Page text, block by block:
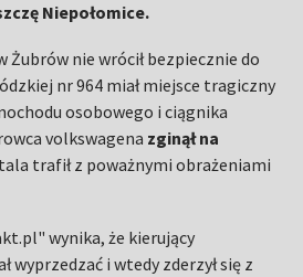
Niepołomice.
Żubrów nie wrócił bezpiecznie do
nr 964 miał miejsce tragiczny
osobowego i ciągnika
volkswagena zginął na
trafił z poważnymi obrażeniami
wynika, że kierujący
wyprzedzać i wtedy zderzył się z